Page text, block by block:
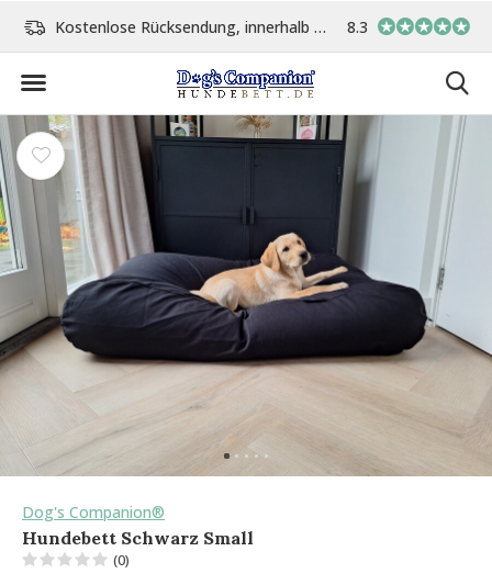
Vor 15:00 Uhr bestellt, am gleichen Tag versand In eigener
8.3
Dog's Companion®
Hundebett Schwarz Small
(0)